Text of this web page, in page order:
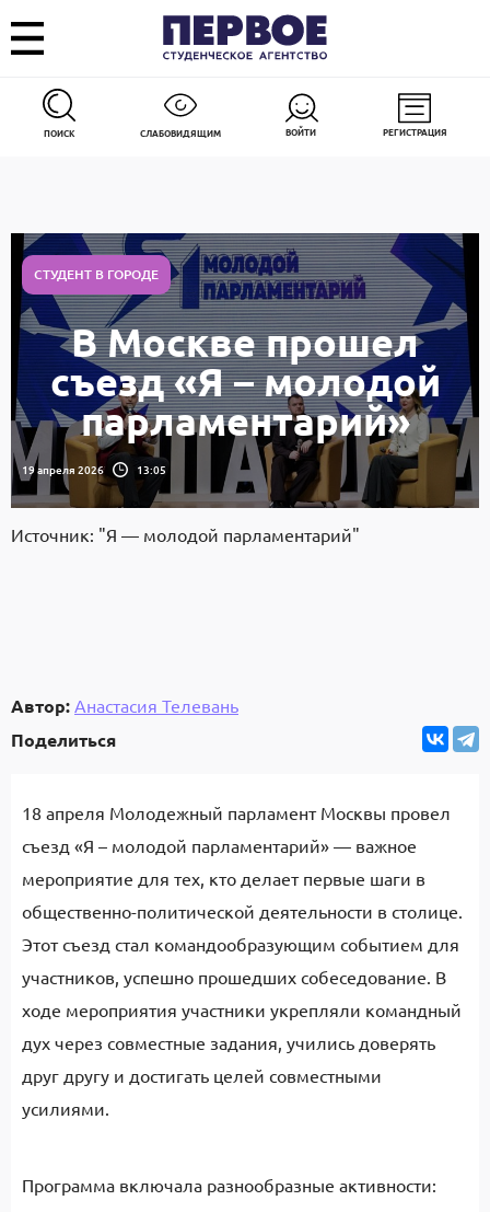
ПОИСК СЛАБОВИДЯЩИМ ВОЙТИ РЕГИСТРАЦИЯ
СТУДЕНТ В ГОРОДЕ
В Москве прошел
съезд «Я – молодой
парламентарий»
19 апреля 2026 13:05
Источник: "Я — молодой парламентарий"
Автор: Анастасия Телевань
Поделиться
18 апреля Молодежный парламент Москвы провел
съезд «Я – молодой парламентарий» — важное
мероприятие для тех, кто делает первые шаги в
общественно-политической деятельности в столице.
Этот съезд стал командообразующим событием для
участников, успешно прошедших собеседование. В
ходе мероприятия участники укрепляли командный
дух через совместные задания, учились доверять
друг другу и достигать целей совместными
усилиями.
Программа включала разнообразные активности: